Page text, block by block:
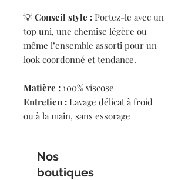
💡 Conseil style : Portez-le avec un
top uni, une chemise légère ou
même l’ensemble assorti pour un
look coordonné et tendance.
Matière : 100% viscose
Entretien : Lavage délicat à froid
ou à la main, sans essorage
Nos
boutiques